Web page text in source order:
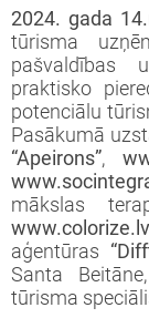
2024. gada
tūrisma
pašvaldības
praktisko
potenciālu
Pasākumā
“Apeirons”,
mākslas
www.colorize.lv
aģentūras
Santa
tūrisma
projekti
semināri
“LEADER
(ELFLA)”
“LEADER
(EZF)”
projekti
iesniegumu
apstiprinātie